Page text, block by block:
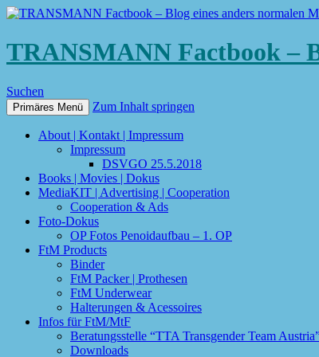
TRANSMANN Factbook –
Suchen
Primäres Menü Zum Inhalt springen
About | Kontakt | Impressum
Impressum
DSVGO 25.5.2018
Books | Movies | Dokus
MediaKIT | Advertising | Cooperation
Cooperation & Ads
Foto-Dokus
OP Fotos Penoidaufbau – 1. OP
FtM Products
Binder
FtM Packer | Prothesen
FtM Underwear
Halterungen & Acessoires
Infos für FtM/MtF
Beratungsstelle “TTA Transgender Team
Downloads